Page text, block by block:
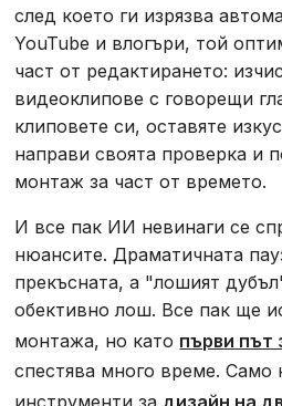
след което ги изрязва
YouTube и влогъри, той
част от редактирането:
видеоклипове с говорещи
клиповете си, оставяте
направи своята проверка и
монтаж за част от времето.
И все пак ИИ невинаги се
нюансите. Драматичната
прекъсната, а "лошият
обективно лош. Все пак ще
монтажа, но като първи път
спестява много време. Само
инструменти за дизайн на